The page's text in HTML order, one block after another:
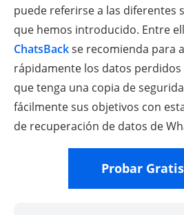
puede referirse a las diferentes
que hemos introducido. Entre
ChatsBackse recomienda para
rápidamente los datos perdidos
que tenga una copia de
fácilmente sus objetivos con
de recuperación de datos de
Probar Gratis